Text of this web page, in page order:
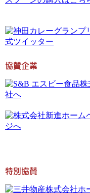
協賛企業
特別協賛